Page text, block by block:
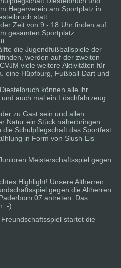
Hegerverein am Sportplatz in
statt.
Zeit von 9 - 18 Uhr finden auf
gesamten Sportplatz
die Jugendfußballspiele der
werden auf der zweiten
viele weitere Aktivitäten für
eine Hüpfburg, Fußball-Dart und
können alle ihr
auch mal ein Löschfahrzeug
zu Gast sein und allen
Natur ein Stück näherbringen.
Schulpflegschaft das Sportfest
in Form von Slush-Eis
Meisterschaftsspiel gegen
Highlight! Unsere Altherren
gegen die Altherren
07 antreten. Das
:-)
startet die